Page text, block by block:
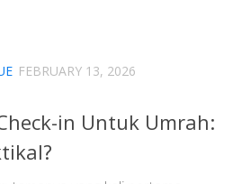
FEBRUARY 13, 2026
in Untuk Umrah: